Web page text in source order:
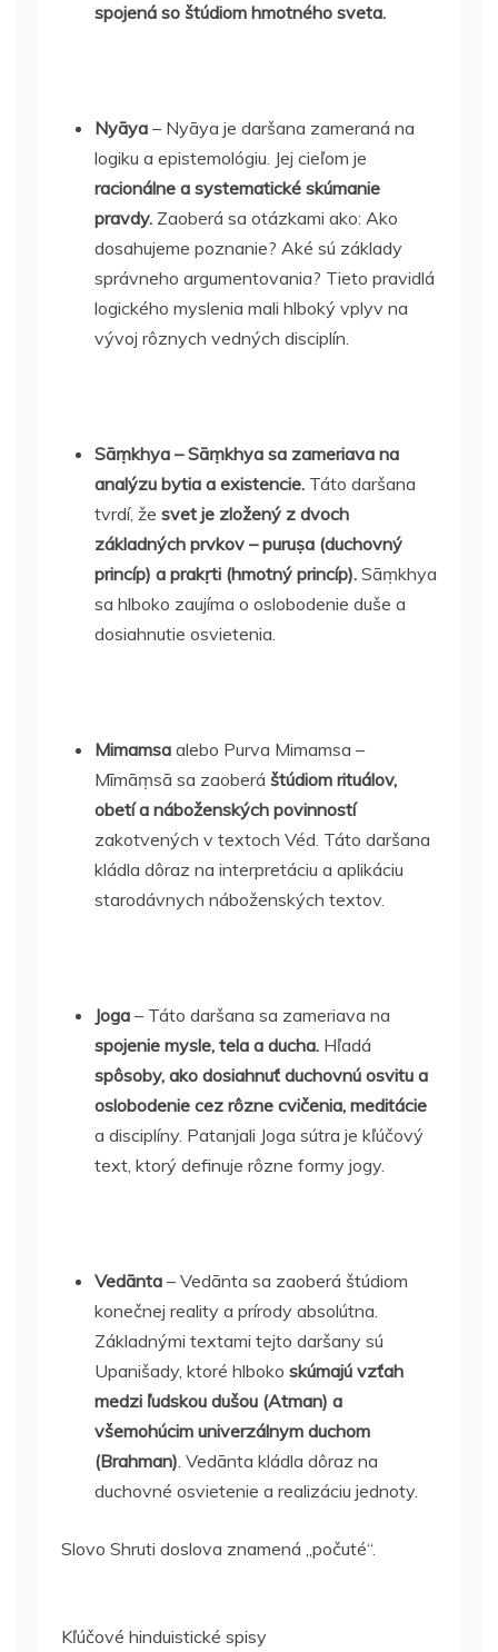
spojená so štúdiom hmotného sveta.
Nyāya – Nyāya je daršana zameraná na
logiku a epistemológiu. Jej cieľom je
racionálne a systematické skúmanie
pravdy. Zaoberá sa otázkami ako: Ako
dosahujeme poznanie? Aké sú základy
správneho argumentovania? Tieto pravidlá
logického myslenia mali hlboký vplyv na
vývoj rôznych vedných disciplín.
Sāṃkhya – Sāṃkhya sa zameriava na
analýzu bytia a existencie. Táto daršana
tvrdí, že svet je zložený z dvoch
základných prvkov – puruṣa (duchovný
princíp) a prakṛti (hmotný princíp). Sāṃkhya
sa hlboko zaujíma o oslobodenie duše a
dosiahnutie osvietenia.
Mimamsa alebo Purva Mimamsa –
Mīmāṃsā sa zaoberá štúdiom rituálov,
obetí a náboženských povinností
zakotvených v textoch Véd. Táto daršana
kládla dôraz na interpretáciu a aplikáciu
starodávnych náboženských textov.
Joga – Táto daršana sa zameriava na
spojenie mysle, tela a ducha. Hľadá
spôsoby, ako dosiahnuť duchovnú osvitu a
oslobodenie cez rôzne cvičenia, meditácie
a disciplíny. Patanjali Joga sútra je kľúčový
text, ktorý definuje rôzne formy jogy.
Vedānta – Vedānta sa zaoberá štúdiom
konečnej reality a prírody absolútna.
Základnými textami tejto daršany sú
Upanišady, ktoré hlboko skúmajú vzťah
medzi ľudskou dušou (Atman) a
všemohúcim univerzálnym duchom
(Brahman). Vedānta kládla dôraz na
duchovné osvietenie a realizáciu jednoty.
Slovo Shruti doslova znamená „počuté“.
Kľúčové hinduistické spisy